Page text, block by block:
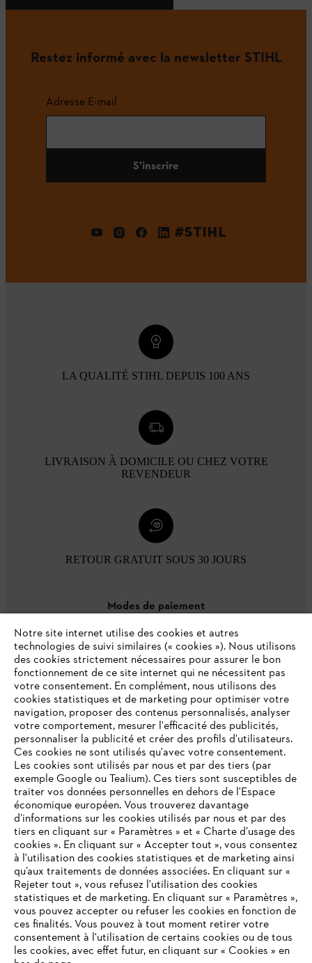
Restez informé avec la newsletter STIHL
Adresse E-mail
S'inscrire
#STIHL
LA QUALITÉ STIHL DEPUIS 100 ANS
LIVRAISON À DOMICILE OU CHEZ VOTRE
REVENDEUR
RETOUR GRATUIT SOUS 30 JOURS
Modes de paiement
L'Entreprise
Questions / Réponses
Service
Conditions Générales de Vente
VOTRE NAVIGATEUR INTERNET
N'EST PLUS PRIS EN CHARGE
Vous utilisez un navigateur Internet que nous ne prenons plus
en charge, et certaines fonctionnalités de notre site ne
Notre site internet utilise des cookies et autres
technologies de suivi similaires (« cookies »). Nous utilisons
des cookies strictement nécessaires pour assurer le bon
fonctionnement de ce site internet qui ne nécessitent pas
votre consentement. En complément, nous utilisons des
cookies statistiques et de marketing pour optimiser votre
navigation, proposer des contenus personnalisés, analyser
votre comportement, mesurer l'efficacité des publicités,
personnaliser la publicité et créer des profils d'utilisateurs.
Ces cookies ne sont utilisés qu'avec votre consentement.
Les cookies sont utilisés par nous et par des tiers (par
exemple Google ou Tealium). Ces tiers sont susceptibles de
traiter vos données personnelles en dehors de l'Espace
économique européen. Vous trouverez davantage
d’informations sur les cookies utilisés par nous et par des
tiers en cliquant sur « Paramètres » et « Charte d’usage des
cookies ». En cliquant sur « Accepter tout », vous consentez
à l'utilisation des cookies statistiques et de marketing ainsi
qu’aux traitements de données associées. En cliquant sur «
Rejeter tout », vous refusez l'utilisation des cookies
statistiques et de marketing. En cliquant sur « Paramètres »,
vous pouvez accepter ou refuser les cookies en fonction de
ces finalités. Vous pouvez à tout moment retirer votre
consentement à l'utilisation de certains cookies ou de tous
les cookies, avec effet futur, en cliquant sur « Cookies » en